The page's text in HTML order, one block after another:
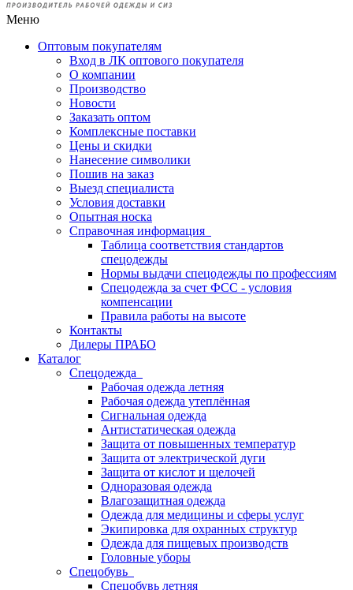
Меню
Оптовым покупателям
Вход в ЛК оптового покупателя
О компании
Производство
Новости
Заказать оптом
Комплексные поставки
Цены и скидки
Нанесение символики
Пошив на заказ
Выезд специалиста
Условия доставки
Опытная носка
Справочная информация
Таблица соответствия стандартов
спецодежды
Нормы выдачи спецодежды по профессиям
Спецодежда за счет ФСС - условия
компенсации
Правила работы на высоте
Контакты
Дилеры ПРАБО
Каталог
Спецодежда
Рабочая одежда летняя
Рабочая одежда утеплённая
Сигнальная одежда
Антистатическая одежда
Защита от повышенных температур
Защита от электрической дуги
Защита от кислот и щелочей
Одноразовая одежда
Влагозащитная одежда
Одежда для медицины и сферы услуг
Экипировка для охранных структур
Одежда для пищевых производств
Головные уборы
Спецобувь
Спецобувь летняя